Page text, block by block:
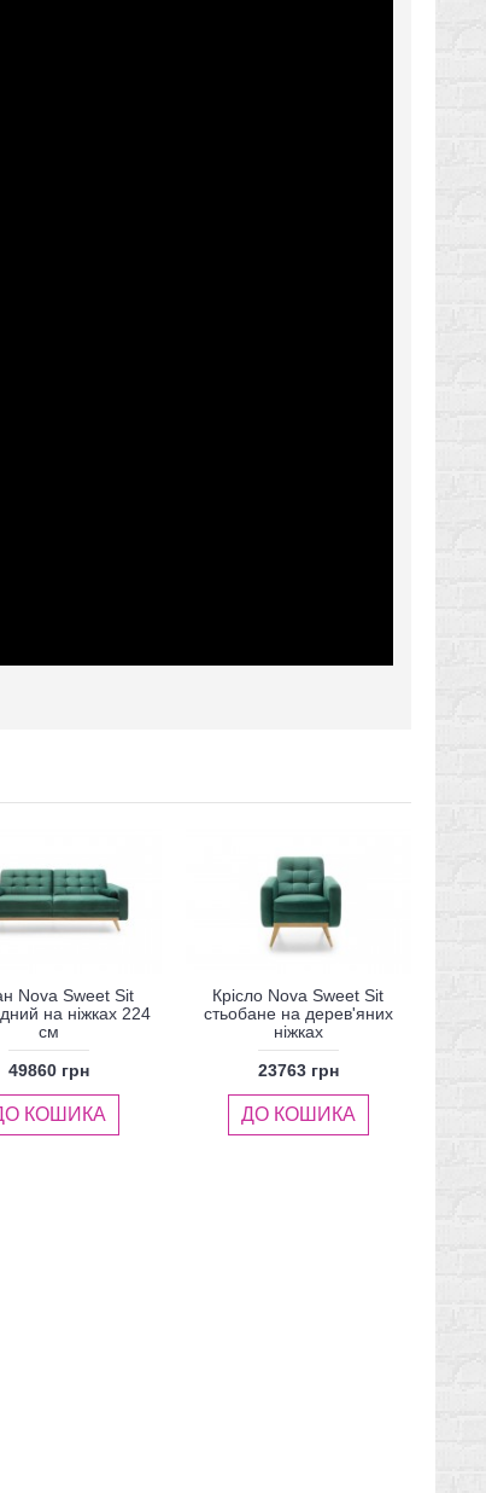
Nova Sweet Sit
на ніжках 224
см
49860 грн
КОШИКА
Крісло Nova Sweet Sit
стьобане на дерев'яних
ніжках
23763 грн
ДО КОШИКА